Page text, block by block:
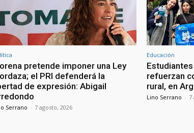
pretende imponer una Ley
el PRI defenderá la
de expresión: Abigail
Serrano - 7 agosto, 2026
Educación
refuerzan
rural, en
Lino Serrano - 7